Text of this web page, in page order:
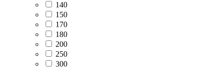
140
150
170
180
200
250
300